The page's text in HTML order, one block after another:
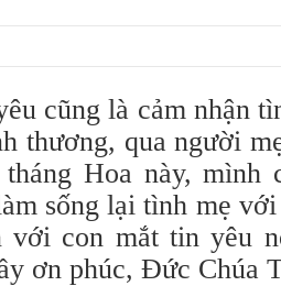
cũng là cảm nhận
thương, qua người
Hoa này, mình
sống lại tình mẹ
với con mắt tin yêu
ơn phúc, Đức Chúa